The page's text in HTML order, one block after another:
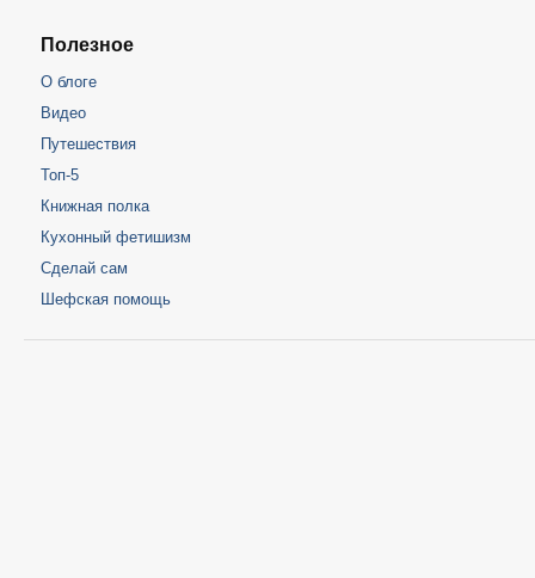
Полезное
О блоге
Видео
Путешествия
Топ-5
Книжная полка
Кухонный фетишизм
Сделай сам
Шефская помощь